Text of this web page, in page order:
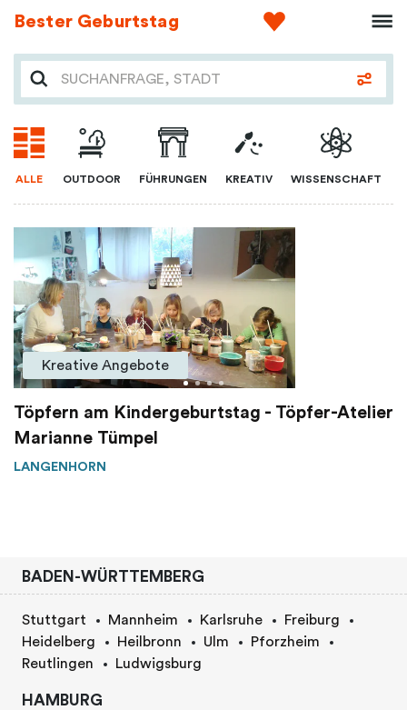
Bester Geburtstag
ALLE OUTDOOR FÜHRUNGEN KREATIV WISSENSCHAFT
Kreative Angebote
Töpfern am Kindergeburtstag - Töpfer-Atelier
Marianne Tümpel
LANGENHORN
BADEN-WÜRTTEMBERG
Stuttgart Mannheim Karlsruhe
Freiburg
Heidelberg
Heilbronn Ulm
Pforzheim
Reutlingen
Ludwigsburg
HAMBURG